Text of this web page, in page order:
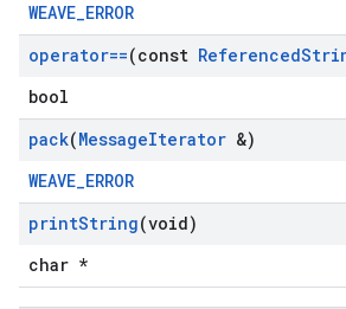
WEAVE_ERROR
operator==(const Referenced
bool
pack(MessageIterator &)
WEAVE_ERROR
printString(void)
char *